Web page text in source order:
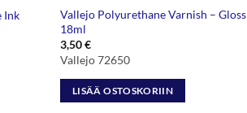
Ink
Vallejo Polyurethane Varnish – Gloss
18ml
3,50€
Vallejo 72650
LISÄÄ OSTOSKORIIN